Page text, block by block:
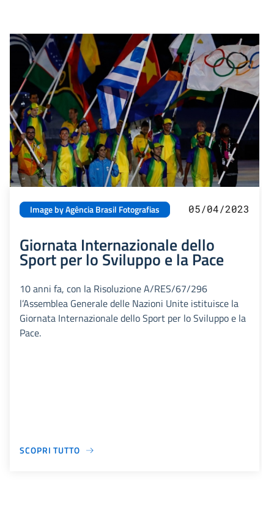
Image by Agência Brasil Fotografias 05/04/2023
Giornata Internazionale dello
Sport per lo Sviluppo e la Pace
10 anni fa, con la Risoluzione A/RES/67/296
l’Assemblea Generale delle Nazioni Unite istituisce la
Giornata Internazionale dello Sport per lo Sviluppo e la
Pace.
SCOPRI TUTTO